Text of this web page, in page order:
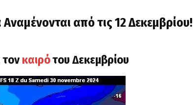
από τις 12 Δεκεμβρίου!
τονκαιρότου Δεκεμβρίου